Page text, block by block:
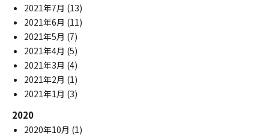
2021年7月 (13)
2021年6月 (11)
2021年5月 (7)
2021年4月 (5)
2021年3月 (4)
2021年2月 (1)
2021年1月 (3)
2020
2020年10月 (1)